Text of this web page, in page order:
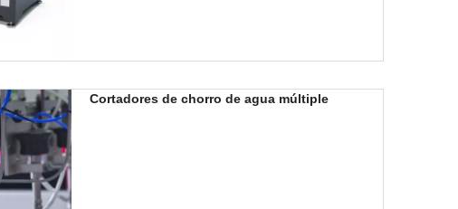
Cortadores de chorro de agua múltiple